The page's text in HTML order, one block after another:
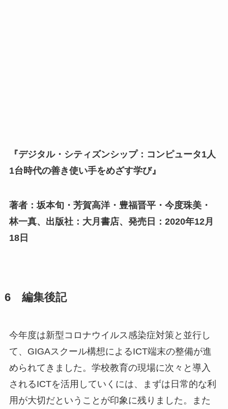
『デジタル・シティズンシップ：コンピュータ1人
1台時代の善き使い手をめざす学び』
著者：坂本旬・芳賀高洋・豊福晋平・今度珠美・
林一真、出版社：大月書店、発売日：2020年12月
18日
6 編集後記
今年度は新型コロナウイルス感染症対策と並行し
て、GIGAスクール構想によるICT端末の整備が進
められてきました。学校教育の現場に次々と導入
されるICTを活用していくには、まずは日常的な利
用が大切だということが印象に残りました。また